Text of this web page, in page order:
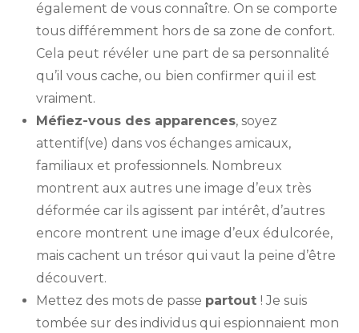
également de vous connaître. On se comporte
tous différemment hors de sa zone de confort.
Cela peut révéler une part de sa personnalité
qu’il vous cache, ou bien confirmer qui il est
vraiment.
Méfiez-vous des apparences, soyez
attentif(ve) dans vos échanges amicaux,
familiaux et professionnels. Nombreux
montrent aux autres une image d’eux très
déformée car ils agissent par intérêt, d’autres
encore montrent une image d’eux édulcorée,
mais cachent un trésor qui vaut la peine d’être
découvert.
Mettez des mots de passe partout ! Je suis
tombée sur des individus qui espionnaient mon